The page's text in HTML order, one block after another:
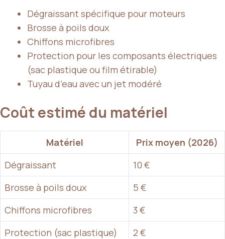
Dégraissant spécifique pour moteurs
Brosse à poils doux
Chiffons microfibres
Protection pour les composants électriques
(sac plastique ou film étirable)
Tuyau d’eau avec un jet modéré
Coût estimé du matériel
Matériel
Prix moyen (2026)
Dégraissant
10 €
Brosse à poils doux
5 €
Chiffons microfibres
3 €
Protection (sac plastique)
2 €